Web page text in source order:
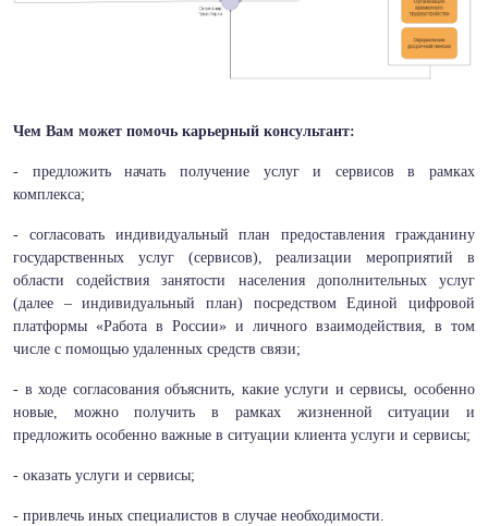
Чем Вам может помочь карьерный консультант:
- предложить начать получение услуг и сервисов в рамках
комплекса;
- согласовать индивидуальный план предоставления гражданину
государственных услуг (сервисов), реализации мероприятий в
области содействия занятости населения дополнительных услуг
(далее – индивидуальный план) посредством Единой цифровой
платформы «Работа в России» и личного взаимодействия, в том
числе с помощью удаленных средств связи;
- в ходе согласования объяснить, какие услуги и сервисы, особенно
новые, можно получить в рамках жизненной ситуации и
предложить особенно важные в ситуации клиента услуги и сервисы;
- оказать услуги и сервисы;
- привлечь иных специалистов в случае необходимости.